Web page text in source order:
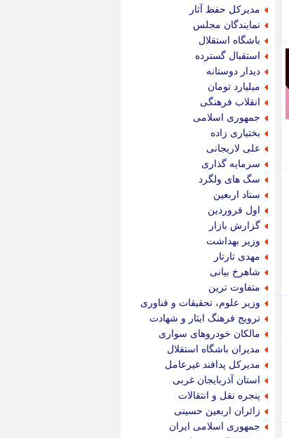
مدیرکل حفظ آثار
نمایندگان مجلس
باشگاه استقلال
استقبال گسترده
دیدار دوستانه
میلیارد تومان
انقلاب فرهنگی
جمهوری اسلامی
بختیاری زاده
علی لاریجانی
سرمایه گذاری
سگ های ولگرد
ستاد اربعین
اول فروردین
گزارش بازار
وزیر بهداشت
مهدی تارتار
شاهرخ بیانی
متفاوت ترین
وزیر علوم، تحقیقات و فناوری
ترویج فرهنگ ایثار و شهادت
مالکان خودروهای سواری
مدیران باشگاه استقلال
مدیرکل پدافند غیرعامل
استان آذربایجان غربی
پنجره نقل و انتقالات
زائران اربعین حسینی
جمهوری اسلامی ایران